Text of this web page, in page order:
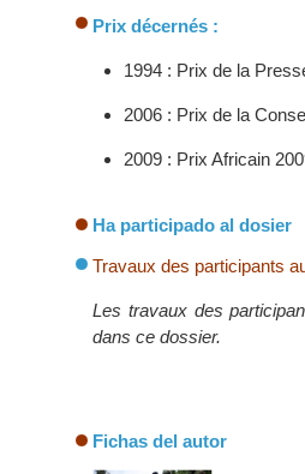
Prix décernés :
1994 : Prix de la
2006 : Prix de la
2009 : Prix Africain
Ha participado al dosier
Travaux des participants
Les travaux des
dans ce dossier.
Fichas del autor